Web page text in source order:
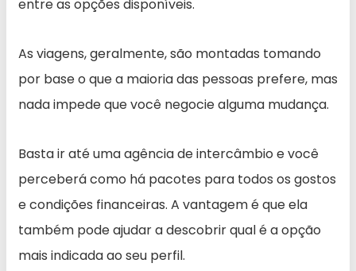
entre as opções disponíveis.
As viagens, geralmente, são montadas tomando
por base o que a maioria das pessoas prefere, mas
nada impede que você negocie alguma mudança.
Basta ir até uma agência de intercâmbio e você
perceberá como há pacotes para todos os gostos
e condições financeiras. A vantagem é que ela
também pode ajudar a descobrir qual é a opção
mais indicada ao seu perfil.